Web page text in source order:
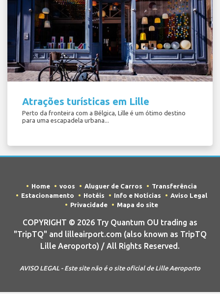
Atrações turísticas em Lille
Perto da fronteira com a Bélgica, Lille é um ótimo destino
para uma escapadela urbana...
Home voos Aluguer de Carros
Transferência
Estacionamento
Hotéis Info e Notícias
Aviso Legal
Privacidade
Mapa do site
COPYRIGHT © 2026 Try Quantum OU trading as
"TripTQ" and lilleairport.com (also known as TripTQ
Lille Aeroporto) / All Rights Reserved.
AVISO LEGAL - Este site não é o site oficial de Lille Aeroporto